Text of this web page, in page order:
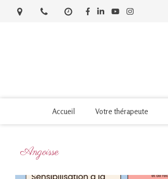
Accueil Votre thérapeute
Angoisse